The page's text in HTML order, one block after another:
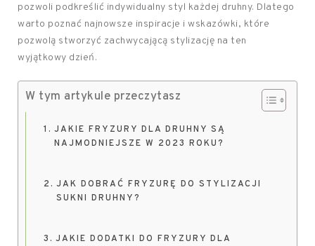
pozwoli podkreślić indywidualny styl każdej druhny. Dlatego
warto poznać najnowsze inspiracje i wskazówki, które
pozwolą stworzyć zachwycającą stylizację na ten
wyjątkowy dzień.
W tym artykule przeczytasz
JAKIE FRYZURY DLA DRUHNY SĄ
NAJMODNIEJSZE W 2023 ROKU?
JAK DOBRAĆ FRYZURĘ DO STYLIZACJI
SUKNI DRUHNY?
JAKIE DODATKI DO FRYZURY DLA